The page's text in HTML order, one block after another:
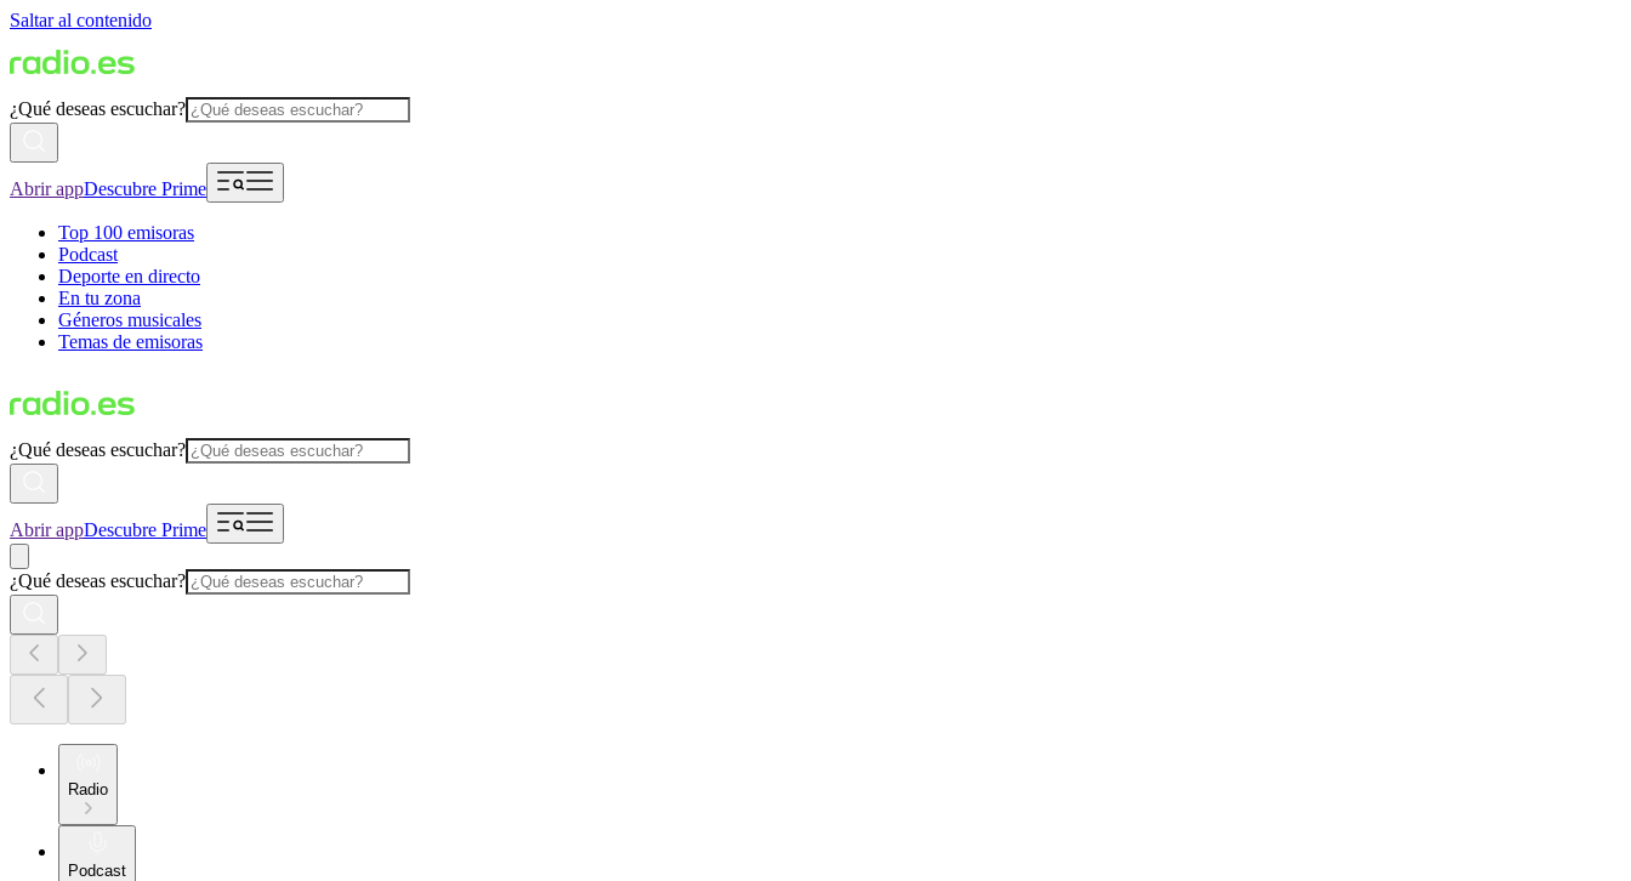
Saltar al contenido
¿Qué deseas escuchar?
Abrir appDescubre Prime
Top 100 emisoras
Podcast
Deporte en directo
En tu zona
Géneros musicales
Temas de emisoras
¿Qué deseas escuchar?
Abrir appDescubre Prime
¿Qué deseas escuchar?
Radio
Podcast